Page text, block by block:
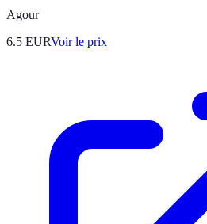
Agour
6.5 EURVoir le prix